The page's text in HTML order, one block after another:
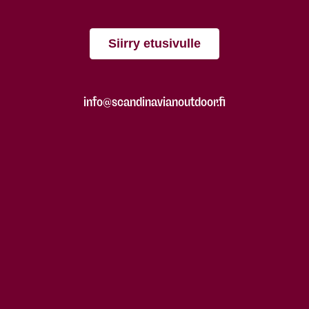
Siirry etusivulle
info@scandinavianoutdoor.fi